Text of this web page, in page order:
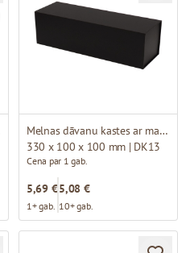
Melnas dāvanu kastes ar magnētu
330 x 100 x 100 mm | DK13
Cena par 1 gab.
5,69 €
1+ gab.
5,08 €
10+ gab.